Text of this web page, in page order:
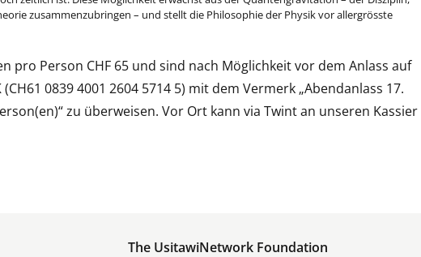
zusammenzubringen – und stellt die Philosophie der Physik vor allergrösste
pro Person CHF 65 und sind nach Möglichkeit vor dem Anlass auf
0839 4001 2604 5714 5) mit dem Vermerk „Abendanlass 17.
zu überweisen. Vor Ort kann via Twint an unseren Kassier
The UsitawiNetwork Foundation